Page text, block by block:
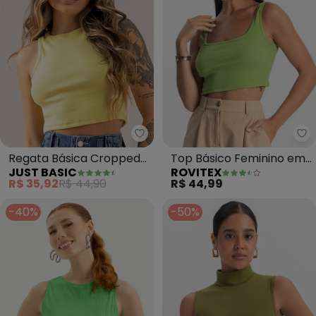
Just Basic - Regata Básica
Regata Básica Cropped
Ribaninha (Verde)
JUST BASIC
R$ 35,92R$ 44,90
Top Básico Feminino em
Ribana (Verde)
ROVITEX
R$ 44,99
-40%
-50%